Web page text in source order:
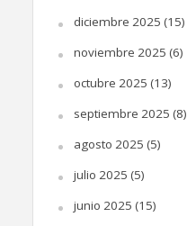
diciembre 2025 (15)
noviembre 2025 (6)
octubre 2025 (13)
septiembre 2025 (8)
agosto 2025 (5)
julio 2025 (5)
junio 2025 (15)